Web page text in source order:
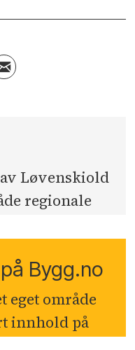
Løvenskiold
regionale
produkter,
fra
og
Bygg.no
eget område
innhold på